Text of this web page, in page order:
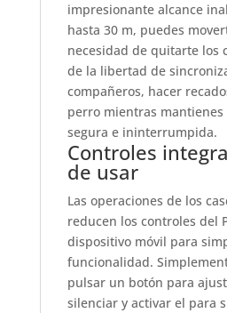
impresionante alcance
hasta 30 m, puedes
necesidad de quitarte los
de la libertad de
compañeros, hacer
perro mientras mantienes
segura e ininterrumpida.
Controles
de usar
Las operaciones de los
reducen los controles del
dispositivo móvil para
funcionalidad.
pulsar un botón para
silenciar y activar el para